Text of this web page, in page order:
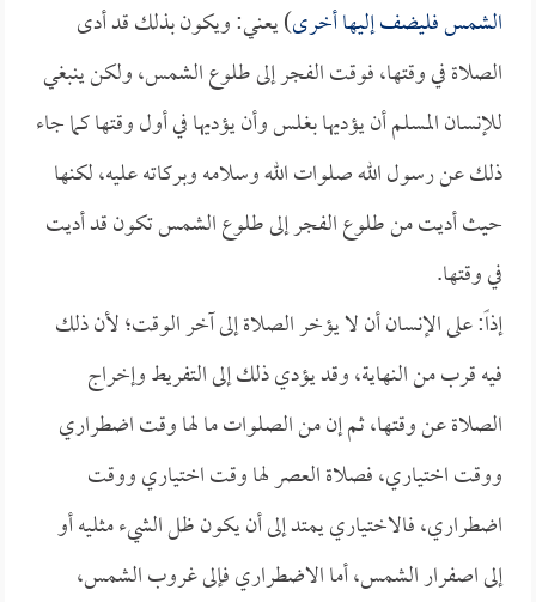
الشمس فليضف إليها أخرى) يعني: ويكون بذلك قد أدى
الصلاة في وقتها، فوقت الفجر إلى طلوع الشمس، ولكن ينبغي
للإنسان المسلم أن يؤديها بغلس وأن يؤديها في أول وقتها كما جاء
ذلك عن رسول الله صلوات الله وسلامه وبركاته عليه، لكنها
حيث أديت من طلوع الفجر إلى طلوع الشمس تكون قد أديت
في وقتها.
إذاً: على الإنسان أن لا يؤخر الصلاة إلى آخر الوقت؛ لأن ذلك
فيه قرب من النهاية، وقد يؤدي ذلك إلى التفريط وإخراج
الصلاة عن وقتها، ثم إن من الصلوات ما لها وقت اضطراري
ووقت اختياري، فصلاة العصر لها وقت اختياري ووقت
اضطراري، فالاختياري يمتد إلى أن يكون ظل الشيء مثليه أو
إلى اصفرار الشمس، أما الاضطراري فإلى غروب الشمس،